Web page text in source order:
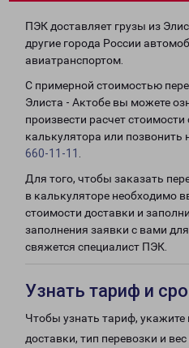
ПЭК доставляет грузы из
другие города России
авиатранспортом.
С примерной стоимостью
Элиста - Актобе вы можете
произвести расчет
калькулятора или позвонить
660-11-11
Для того, чтобы заказать
в калькуляторе необходимо
стоимости доставки и
заполнения заявки с вами
свяжется специалист ПЭК.
Узнать тариф и
Чтобы узнать тариф, укажите
доставки, тип перевозки и вес